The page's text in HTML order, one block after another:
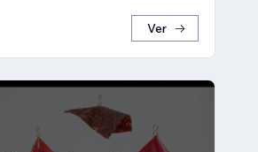
Ver